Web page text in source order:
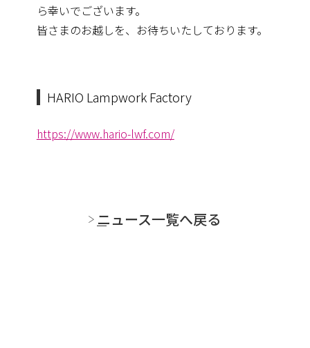
ら幸いでございます。
皆さまのお越しを、お待ちいたしております。
HARIO Lampwork Factory
https://www.hario-lwf.com/
ニュース一覧へ戻る